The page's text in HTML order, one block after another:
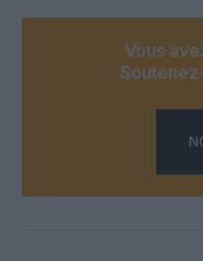
Vous